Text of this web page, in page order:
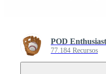
POD Enthusiast
77.184 Recursos